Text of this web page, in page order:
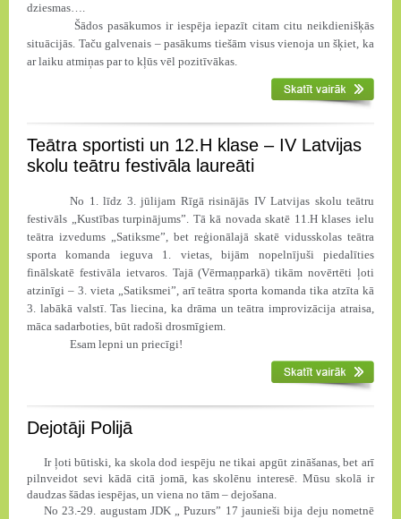
dziesmas….
Šādos pasākumos ir iespēja iepazīt citam citu neikdienišķās
situācijās. Taču galvenais – pasākums tiešām visus vienoja un šķiet, ka
ar laiku atmiņas par to kļūs vēl pozitīvākas.
Teātra sportisti un 12.H klase – IV Latvijas
skolu teātru festivāla laureāti
No 1. līdz 3. jūlijam Rīgā risinājās IV Latvijas skolu teātru
festivāls „Kustības turpinājums”. Tā kā novada skatē 11.H klases ielu
teātra izvedums „Satiksme”, bet reģionālajā skatē vidusskolas teātra
sporta komanda ieguva 1. vietas, bijām nopelnījuši piedalīties
finālskatē festivāla ietvaros. Tajā (Vērmaņparkā) tikām novērtēti ļoti
atzinīgi – 3. vieta „Satiksmei”, arī teātra sporta komanda tika atzīta kā
3. labākā valstī. Tas liecina, ka drāma un teātra improvizācija atraisa,
māca sadarboties, būt radoši drosmīgiem.
Esam lepni un priecīgi!
Dejotāji Polijā
Ir ļoti būtiski, ka skola dod iespēju ne tikai apgūt zināšanas, bet arī
pilnveidot sevi kādā citā jomā, kas skolēnu interesē. Mūsu skolā ir
daudzas šādas iespējas, un viena no tām – dejošana.
No 23.-29. augustam JDK „ Puzurs” 17 jaunieši bija deju nometnē